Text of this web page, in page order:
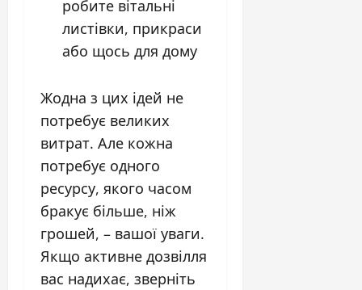
робите вітальні
листівки, прикраси
або щось для дому
Жодна з цих ідей не
потребує великих
витрат. Але кожна
потребує одного
ресурсу, якого часом
бракує більше, ніж
грошей, – вашої уваги.
Якщо активне дозвілля
вас надихає, зверніть